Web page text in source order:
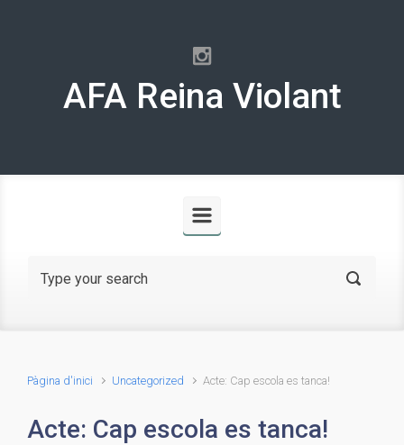
AFA Reina Violant
Pàgina d'inici Uncategorized Acte: Cap escola es tanca!
Acte: Cap escola es tanca!